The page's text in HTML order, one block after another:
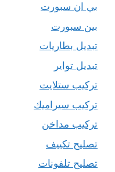
بي ان سبورت
بين سبورت
تبديل بطاريات
تبديل تواير
تركيب ستلايت
تركيب سيراميك
تركيب مداخن
تصليح تكييف
تصليح تلفونات